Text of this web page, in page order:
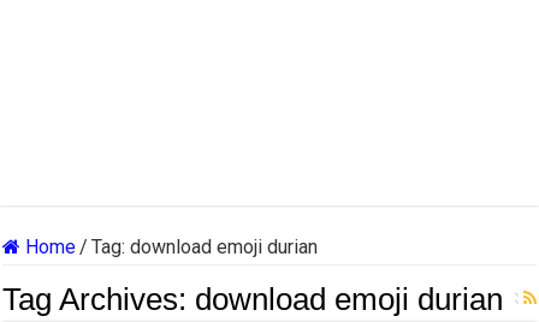
Home/ Tag:download emoji durian
Tag Archives: download emoji durian